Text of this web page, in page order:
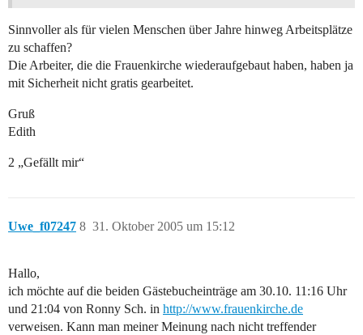
Sinnvoller als für vielen Menschen über Jahre hinweg Arbeitsplätze
zu schaffen?
Die Arbeiter, die die Frauenkirche wiederaufgebaut haben, haben ja
mit Sicherheit nicht gratis gearbeitet.
Gruß
Edith
2 „Gefällt mir“
Uwe_f07247 31. Oktober 2005 um 15:12
8
Hallo,
ich möchte auf die beiden Gästebucheinträge am 30.10. 11:16 Uhr
und 21:04 von Ronny Sch. in http://www.frauenkirche.de
verweisen. Kann man meiner Meinung nach nicht treffender